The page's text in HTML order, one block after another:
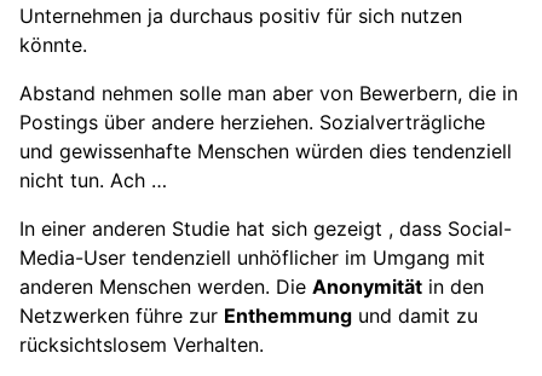
Unternehmen ja durchaus positiv für sich nutzen
könnte.
Abstand nehmen solle man aber von Bewerbern, die in
Postings über andere herziehen. Sozialverträgliche
und gewissenhafte Menschen würden dies tendenziell
nicht tun. Ach …
In einer anderen Studie hat sich gezeigt , dass Social-
Media-User tendenziell unhöflicher im Umgang mit
anderen Menschen werden. Die Anonymität in den
Netzwerken führe zur Enthemmung und damit zu
rücksichtslosem Verhalten.